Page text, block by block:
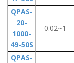
QPAS-
20-
1000-
49-50S
0.02~1
QPAS-